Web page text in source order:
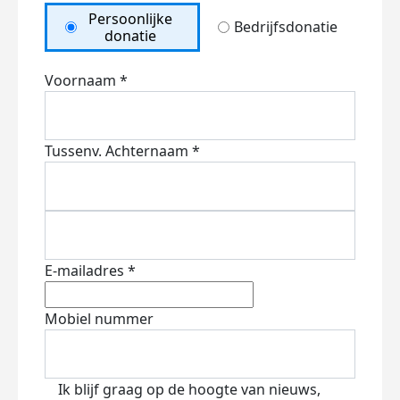
Persoonlijke
donatie
Bedrijfsdonatie
Voornaam *
Tussenv. Achternaam *
E-mailadres *
Mobiel nummer
Ik blijf graag op de hoogte van nieuws,